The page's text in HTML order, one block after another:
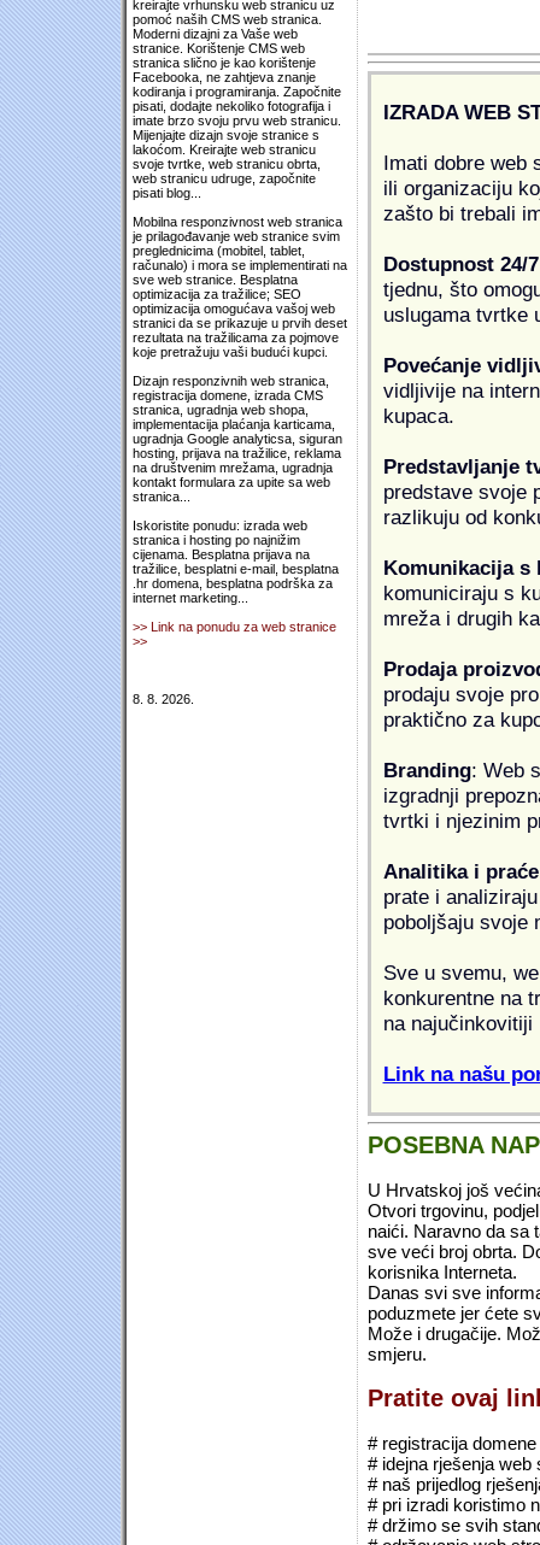
kreirajte vrhunsku web stranicu uz
pomoć naših CMS web stranica.
Moderni dizajni za Vaše web
stranice. Korištenje CMS web
stranica slično je kao korištenje
Facebooka, ne zahtjeva znanje
kodiranja i programiranja. Započnite
pisati, dodajte nekoliko fotografija i
imate brzo svoju prvu web stranicu.
Mijenjajte dizajn svoje stranice s
lakoćom. Kreirajte web stranicu
svoje tvrtke, web stranicu obrta,
web stranicu udruge, započnite
pisati blog...
Mobilna responzivnost web stranica
je prilagođavanje web stranice svim
preglednicima (mobitel, tablet,
računalo) i mora se implementirati na
sve web stranice. Besplatna
optimizacija za tražilice; SEO
optimizacija omogućava vašoj web
stranici da se prikazuje u prvih deset
rezultata na tražilicama za pojmove
koje pretražuju vaši budući kupci.
Dizajn responzivnih web stranica,
registracija domene, izrada CMS
stranica, ugradnja web shopa,
implementacija plaćanja karticama,
ugradnja Google analyticsa, siguran
hosting, prijava na tražilice, reklama
na društvenim mrežama, ugradnja
kontakt formulara za upite sa web
stranica...
Iskoristite ponudu: izrada web
stranica i hosting po najnižim
cijenama. Besplatna prijava na
tražilice, besplatni e-mail, besplatna
.hr domena, besplatna podrška za
internet marketing...
>> Link na ponudu za web stranice
>>
8. 8. 2026.
IZRADA WEB
Imati dobre web
ili organizaciju
zašto bi trebali
Dostupnost 24/7
tjednu, što
uslugama tvrtke
Povećanje
vidljivije na
kupaca.
Predstavljanje
predstave svoje
razlikuju od
Komunikacija s
komuniciraju s
mreža i drugih
Prodaja
prodaju svoje
praktično za
Branding: Web
izgradnji
tvrtki i njezinim
Analitika i
prate i
poboljšaju svoje
Sve u svemu,
konkurentne na
na najučinkovitiji
Link na našu
POSEBNA
U Hrvatskoj još
Otvori trgovinu,
naići. Naravno da sa
sve veći broj obrta.
korisnika Interneta.
Danas svi sve
poduzmete jer ćete
Može i drugačije.
smjeru.
Pratite ovaj
# registracija
# idejna rješenja web
# naš prijedlog
# pri izradi koristimo
# držimo se svih